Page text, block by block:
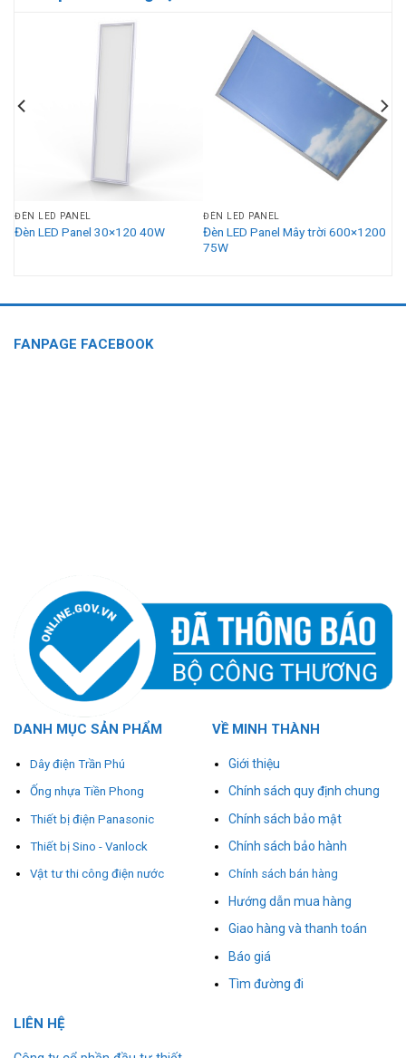
ĐÈN LED PANEL
Đèn LED Panel 30×120 40W
ĐÈN LED PANEL
Đèn LED Panel Mây trời 600×1200
75W
FANPAGE FACEBOOK
DANH MỤC SẢN PHẨM
Dây điện Trần Phú
Ống nhựa Tiền Phong
Thiết bị điện Panasonic
Thiết bị Sino - Vanlock
Vật tư thi công điện nước
VỀ MINH THÀNH
Giới thiệu
Chính sách quy định chung
Chính sách bảo mật
Chính sách bảo hành
Chính sách bán hàng
Hướng dẫn mua hàng
Giao hàng và thanh toán
Báo giá
Tìm đường đi
LIÊN HỆ